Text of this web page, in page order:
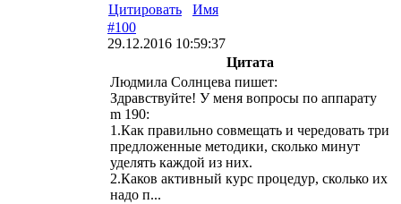
Цитировать
Имя
#100
29.12.2016 10:59:37
Цитата
Людмила Солнцева пишет:
Здравствуйте! У меня вопросы по аппарату
m 190:
1.Как правильно совмещать и чередовать три
предложенные методики, сколько минут
уделять каждой из них.
2.Каков активный курс процедур, сколько их
надо п...